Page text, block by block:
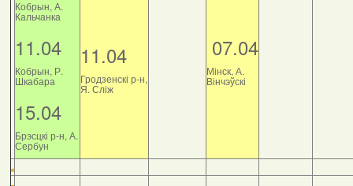
Кобрын, А.
Кальчанка
11.04
Кобрын, Р.
Шкабара
15.04
Брэсцкі р-н, А.
Сербун
11.04
Гродзенскі р-н,
Я. Сліж
07.04
Мінск, А.
Вінчэўскі